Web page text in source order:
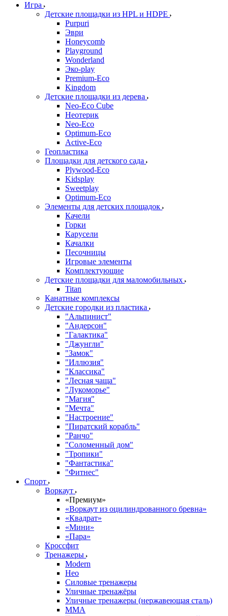
Игра
Детские площадки из HPL и HDPE
Purpuri
Эври
Honeycomb
Playground
Wonderland
Эко-play
Premium-Eco
Kingdom
Детские площадки из дерева
Neo-Eco Cube
Неотерик
Neo-Eco
Оptimum-Еco
Active-Eco
Геопластика
Площадки для детского сада
Plywood-Eco
Kidsplay
Sweetplay
Оptimum-Еco
Элементы для детских площадок
Качели
Горки
Карусели
Качалки
Песочницы
Игровые элементы
Комплектующие
Детские площадки для маломобильных
Titan
Канатные комплексы
Детские городки из пластика
"Альпинист"
"Андерсон"
"Галактика"
"Джунгли"
"Замок"
"Иллюзия"
"Классика"
"Лесная чаща"
"Лукоморье"
"Магия"
"Мечта"
"Настроение"
"Пиратский корабль"
"Ранчо"
"Соломенный дом"
"Тропики"
"Фантастика"
"Фитнес"
Спорт
Воркаут
«Премиум»
«Воркаут из оцилиндрованного бревна»
«Квадрат»
«Мини»
«Пара»
Кроссфит
Тренажеры
Modern
Нео
Силовые тренажеры
Уличные тренажёры
Уличные тренажеры (нержавеющая сталь)
ММА